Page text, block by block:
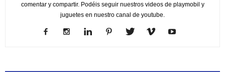
comentar y compartir. Podéis seguir nuestros videos de playmobil y
juguetes en nuestro canal de youtube.